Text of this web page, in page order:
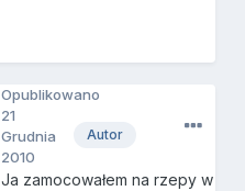
Autor
Opublikowano
21
Grudnia
2010
Ja zamocowałem na rzepy w